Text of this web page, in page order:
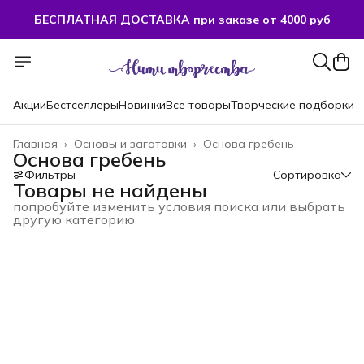
БЕСПЛАТНАЯ ДОСТАВКА при заказе от 4000 руб
АкцииБестселлерыНовинкиВсе товарыТворческие подборки
Основа гребень
Основы и заготовки ›
Главная ›
Основа гребень
Фильтры Сортировка
Товары не найдены
попробуйте изменить условия поиска или выбрать
другую категорию